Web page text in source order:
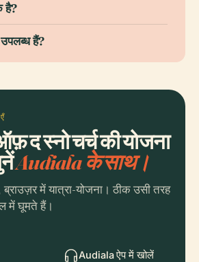
है?
हैं?
द स्नो चर्च की योजना
Audiala के साथ।
में यात्रा-योजना। ठीक उसी तरह
में घूमते हैं।
Audiala ऐप में खोलें